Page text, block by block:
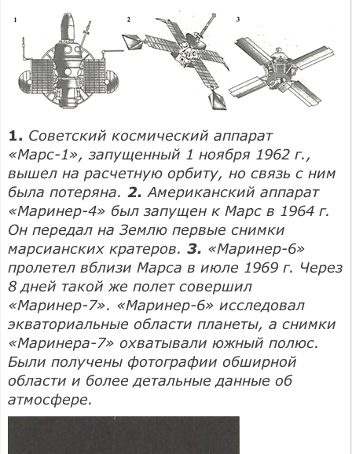
1. Советский космический аппарат
«Марс-1», запущенный 1 ноября 1962 г.,
вышел на расчетную орбиту, но связь с ним
была потеряна. 2. Американский аппарат
«Маринер-4» был запущен к Марс в 1964 г.
Он передал на Землю первые снимки
марсианских кратеров. 3. «Маринер-6»
пролетел вблизи Марса в июле 1969 г. Через
8 дней такой же полет совершил
«Маринер-7». «Маринер-6» исследовал
экваториальные области планеты, а снимки
«Маринера-7» охватывали южный полюс.
Были получены фотографии обширной
области и более детальные данные об
атмосфере.